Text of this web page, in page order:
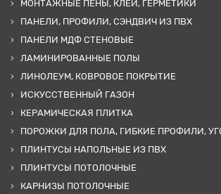
МОНТАЖНЫЕ ПЕНЫ, КЛЕИ, ГЕРМЕТИКИ
ПАНЕЛИ, ПРОФИЛИ, СЭНДВИЧ ИЗ ПВХ
ПАНЕЛИ МДФ СТЕНОВЫЕ
ЛАМИНИРОВАННЫЕ ПОЛЫ
ЛИНОЛЕУМ, КОВРОВОЕ ПОКРЫТИЕ
ИСКУССТВЕННЫЙ ГАЗОН
КЕРАМИЧЕСКАЯ ПЛИТКА
ПОРОЖКИ ДЛЯ ПОЛА, ГИБКИЕ ПРОФИЛИ,
ПЛИНТУСЫ НАПОЛЬНЫЕ ИЗ ПВХ
ПЛИНТУСЫ ПОТОЛОЧНЫЕ
КАРНИЗЫ ПОТОЛОЧНЫЕ